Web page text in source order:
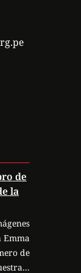
de
la
Emma
de